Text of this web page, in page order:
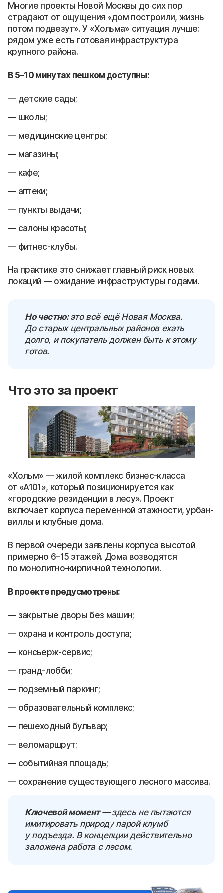
Многие проекты Новой Москвы до сих пор
страдают от ощущения «дом построили, жизнь
потом подвезут». У «Хольма» ситуация лучше:
рядом уже есть готовая инфраструктура
крупного района.
В 5–10 минутах пешком доступны:
детские сады;
школы;
медицинские центры;
магазины;
кафе;
аптеки;
пункты выдачи;
салоны красоты;
фитнес-клубы.
На практике это снижает главный риск новых
локаций — ожидание инфраструктуры годами.
Но честно:это всё ещё Новая Москва.
До старых центральных районов ехать
долго, и покупатель должен быть к этому
готов.
Что это за проект
«Хольм» — жилой комплекс бизнес-класса
от «А101», который позиционируется как
«городские резиденции в лесу». Проект
включает корпуса переменной этажности, урбан-
виллы и клубные дома.
В первой очереди заявлены корпуса высотой
примерно 6–15 этажей. Дома возводятся
по монолитно-кирпичной технологии.
В проекте предусмотрены:
закрытые дворы без машин;
охрана и контроль доступа;
консьерж-сервис;
гранд-лобби;
подземный паркинг;
образовательный комплекс;
пешеходный бульвар;
веломаршрут;
событийная площадь;
сохранение существующего лесного массива.
Ключевой момент— здесь не пытаются
имитировать природу парой клумб
у подъезда. В концепции действительно
заложена работа с лесом.